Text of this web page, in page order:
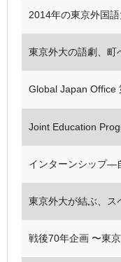
2014年の東京外国
東京外大の語劇、町
Global Japan Office
Joint Education
インターンシップ―
東京外大が結ぶ、ス
戦後70年企画 〜東